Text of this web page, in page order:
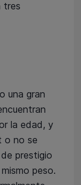
tres
una gran
la edad, y
o no se
prestigio
peso.